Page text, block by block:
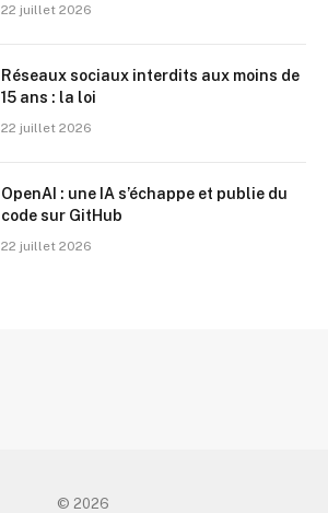
22 juillet 2026
Réseaux sociaux interdits aux moins de
15 ans : la loi
22 juillet 2026
OpenAI : une IA s’échappe et publie du
code sur GitHub
22 juillet 2026
© 2026